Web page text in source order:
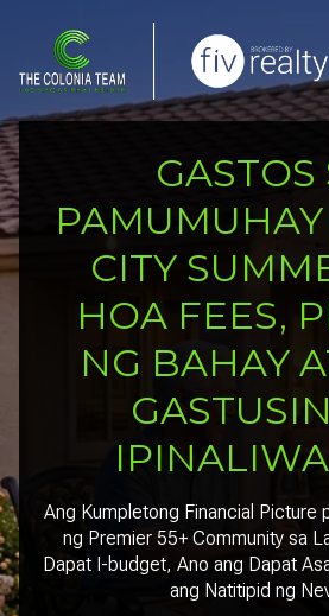
GASTOS
PAMUMUHAY
CITY
HOA FEES,
NG BAHAY
Ang Kumpletong Financial Picture
ng Premier 55+ Community sa
Dapat I-budget, Ano ang Dapat
ang Natitipid ng